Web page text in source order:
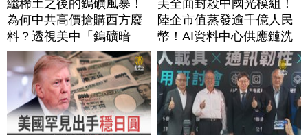
繼稀土之後的鎢礦風暴！
為何中共高價搶購西方廢
料？透視美中「鎢礦暗
戰」背後不為人知的資源
爭奪｜#財經新聞｜
20260804(二)
美全面封殺中國光模組！
陸企市值蒸發逾千億人民
幣！AI資料中心供應鏈洗
牌？台灣喜迎轉單！成關
鍵樞紐？｜#財經新聞
│20260805 (三)